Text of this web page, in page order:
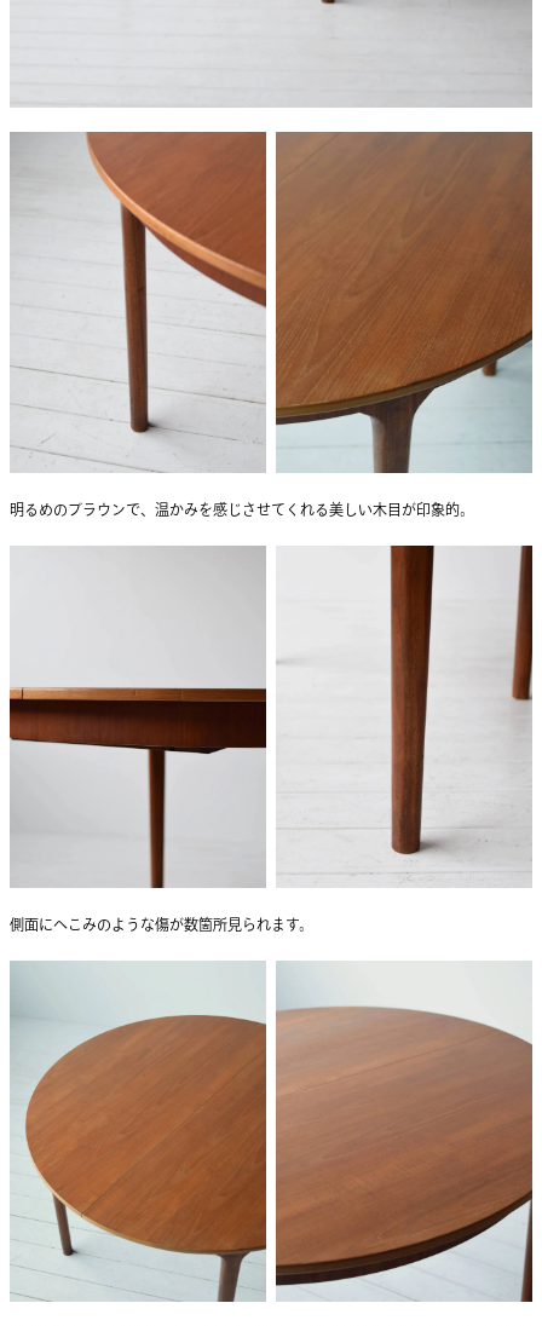
明るめのブラウンで、温かみを感じさせてくれる美しい木目が印象的。
側面にへこみのような傷が数箇所見られます。